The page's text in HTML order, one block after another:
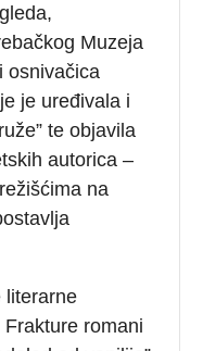
Muzeja
osnivačica
je uređivala i
te objavila
autorica –
na
literarne
romani